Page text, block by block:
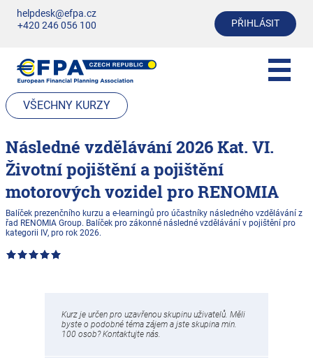
helpdesk@efpa.cz
+420 246 056 100
PŘIHLÁSIT
VŠECHNY KURZY
Následné vzdělávání 2026 Kat. VI.
Životní pojištění a pojištění
motorových vozidel pro RENOMIA
Balíček prezenčního kurzu a e-learningů pro účastníky následného vzdělávání z
řad RENOMIA Group. Balíček pro zákonné následné vzdělávání v pojištění pro
kategorii IV, pro rok 2026.
Kurz je určen pro uzavřenou skupinu uživatelů. Měli
byste o podobné téma zájem a jste skupina min.
100 osob? Kontaktujte nás.